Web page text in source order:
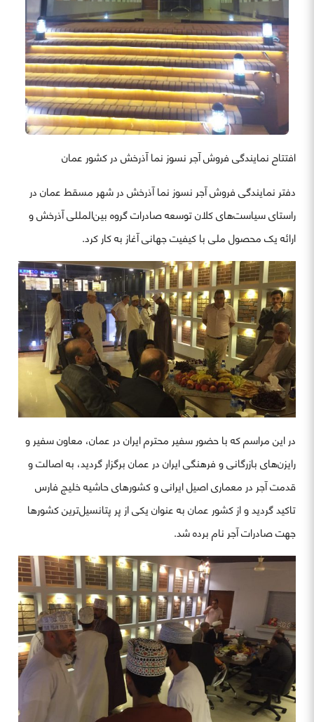
افتتاح نمایندگی فروش آجر نسوز نما آذرخش در کشور عمان
دفتر نمایندگی فروش آجر نسوز نما آذرخش در شهر مسقط عمان در
راستای سیاست‌های کلان توسعه صادرات گروه بین‌المللی آذرخش و
ارائه یک محصول ملی با کیفیت جهانی آغاز به کار کرد.
در این مراسم که با حضور سفیر محترم ایران در عمان، معاون سفیر و
رایزن‌های بازرگانی و فرهنگی ایران در عمان برگزار گردید، به اصالت و
قدمت آجر در معماری اصیل ایرانی و کشورهای حاشیه خلیج فارس
تاکید گردید و از کشور عمان به عنوان یکی از پر پتانسیل‌ترین کشورها
جهت صادرات آجر نام برده شد.